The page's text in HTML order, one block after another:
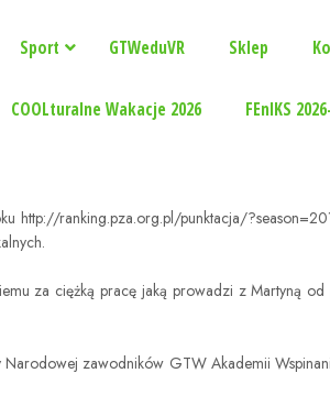
Sport GTWeduVR Sklep
COOLturalne Wakacje 2026 FEnIKS
http://ranking.pza.org.pl/punktacja/
za ciężką pracę jaką prowadzi z Martyną
zawodników GTW Akademii